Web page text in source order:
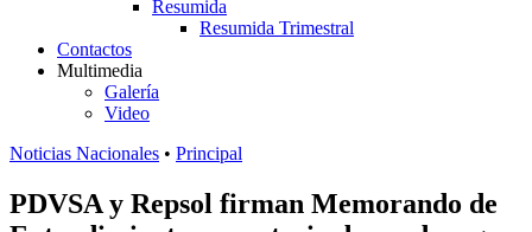
Resumida
Resumida Trimestral
Contactos
Multimedia
Galería
Video
Noticias Nacionales • Principal
PDVSA y Repsol firman Memorando de